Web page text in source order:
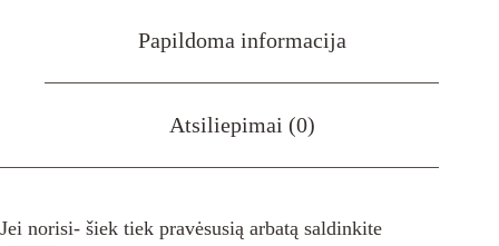
Papildoma informacija
Atsiliepimai (0)
Jei norisi- šiek tiek pravėsusią arbatą saldinkite